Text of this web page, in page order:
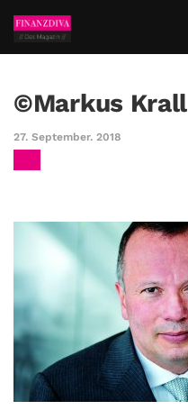
©Markus Krall
27. September. 2018